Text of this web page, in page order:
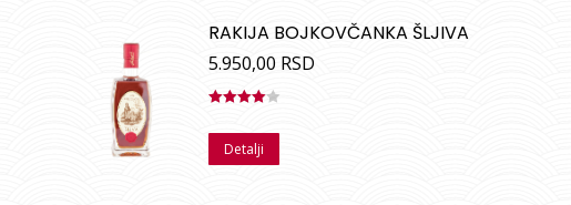
RAKIJA BOJKOVČANKA ŠLJIVA
5.950,00 RSD
sa4.00
od 5Detalji